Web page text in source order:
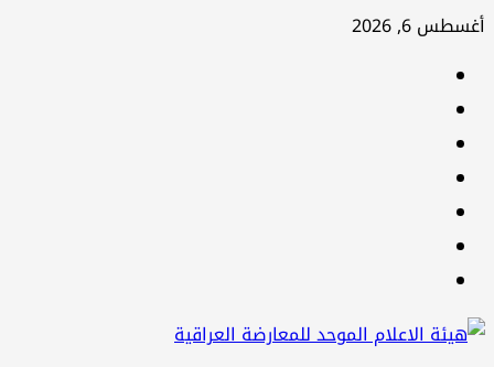
تخطي
أغسطس 6, 2026